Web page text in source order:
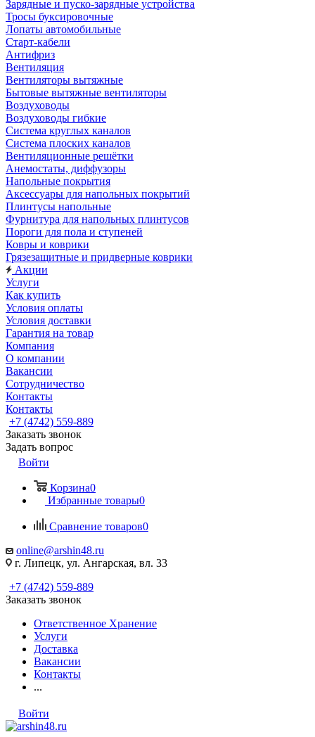
Зарядные и пуско-зарядные устройства
Тросы буксировочные
Лопаты автомобильные
Старт-кабели
Антифриз
Вентиляция
Вентиляторы вытяжные
Бытовые вытяжные вентиляторы
Воздуховоды
Воздуховоды гибкие
Система круглых каналов
Система плоских каналов
Вентиляционные решётки
Анемостаты, диффузоры
Напольные покрытия
Аксессуары для напольных покрытий
Плинтусы напольные
Фурнитура для напольных плинтусов
Пороги для пола и ступеней
Ковры и коврики
Грязезащитные и придверные коврики
Акции
Услуги
Как купить
Условия оплаты
Условия доставки
Гарантия на товар
Компания
О компании
Вакансии
Сотрудничество
Контакты
Контакты
+7 (4742) 559-889
Заказать звонок
Задать вопрос
Войти
Корзина0
Избранные товары0
Сравнение товаров0
online@arshin48.ru
г. Липецк, ул. Ангарская, вл. 33
+7 (4742) 559-889
Заказать звонок
Ответственное Хранение
Услуги
Доставка
Вакансии
Контакты
...
Войти